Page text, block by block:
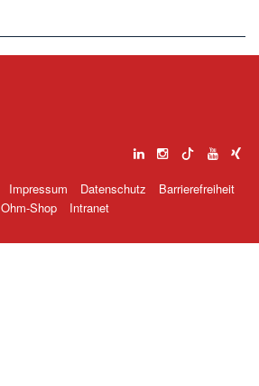
Impressum Datenschutz
Barrierefreiheit
Ohm-Shop
Intranet